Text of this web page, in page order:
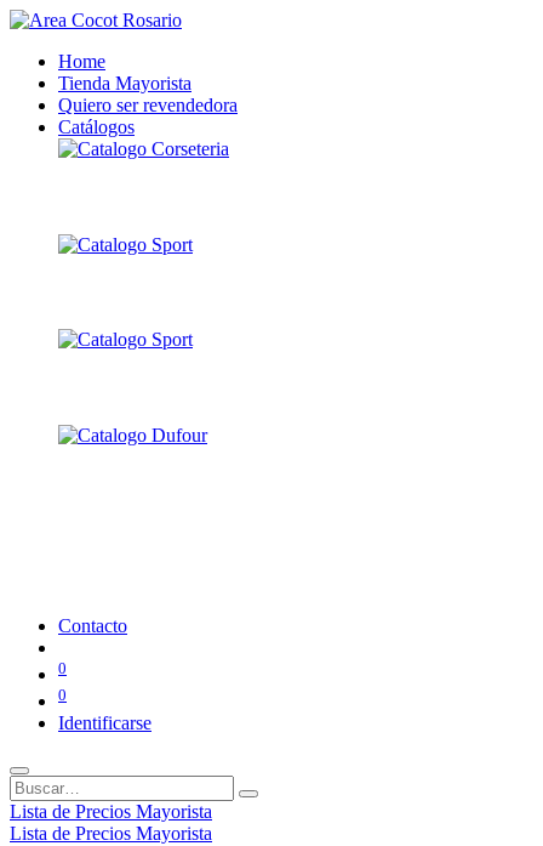
Home
Tienda Mayorista
Quiero ser revendedora
Catálogos
Contacto
0
0
Identificarse
Lista de Precios Mayorista
Lista de Precios Mayorista